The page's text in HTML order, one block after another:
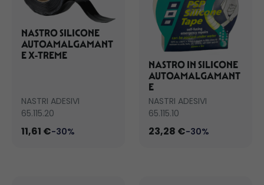
NASTRO SILICONE
AUTOAMALGAMANT
E X-TREME
NASTRI ADESIVI
65.115.20
11,61 €-30%
NASTRO IN SILICONE
AUTOAMALGAMANT
E
NASTRI ADESIVI
65.115.10
23,28 €-30%